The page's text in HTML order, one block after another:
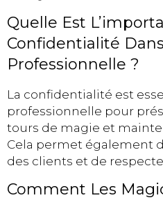
Quelle Est
Confidentialité
Professionnelle ?
La confidentialité est
professionnelle pour
tours de magie et
Cela permet également
des clients et de
Comment Les